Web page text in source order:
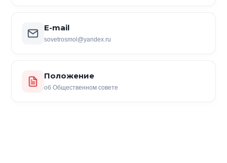
E-mail
sovetrosmol@yandex.ru
Положение
об Общественном совете